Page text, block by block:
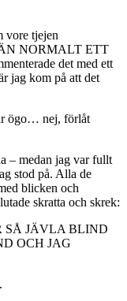
tjejen
NORMALT ETT
det med ett
jag kom på att det
ögo… nej, förlåt
– medan jag var fullt
stod på. Alla de
blicken och
skratta och skrek:
SÅ JÄVLA BLIND
OCH JAG